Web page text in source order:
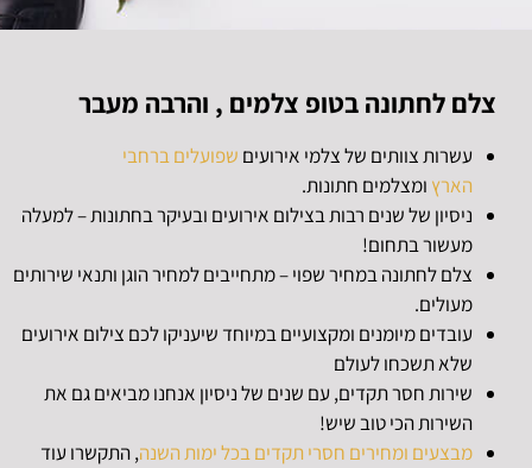
צלם לחתונה בטופ צלמים , והרבה מעבר
עשרות צוותים של צלמי אירועים שפועלים ברחבי
הארץ ומצלמים חתונות.
ניסיון של שנים רבות בצילום אירועים ובעיקר בחתונות – למעלה
מעשור בתחום!
צלם לחתונה במחיר שפוי – מתחייבים למחיר הוגן ותנאי שירותים
מעולים.
עובדים מיומנים ומקצועיים במיוחד שיעניקו לכם צילום אירועים
שלא תשכחו לעולם
שירות חסר תקדים, עם שנים של ניסיון אנחנו מביאים גם את
השירות הכי טוב שיש!
מבצעים ומחירים חסרי תקדים בכל ימות השנה, התקשרו עוד